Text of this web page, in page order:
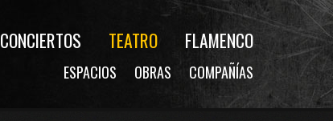
CONCIERTOS TEATRO FLAMENCO
ESPACIOS OBRAS COMPAÑÍAS